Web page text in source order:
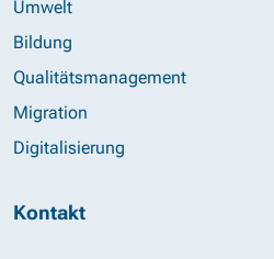
Umwelt
Bildung
Qualitätsmanagement
Migration
Digitalisierung
Kontakt